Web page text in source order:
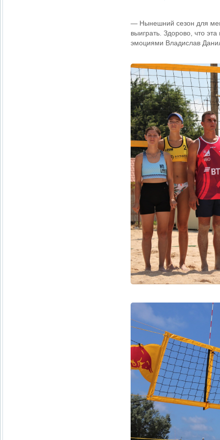
— Нынешний сезон для
выиграть. Здорово, что
эмоциями Владислав